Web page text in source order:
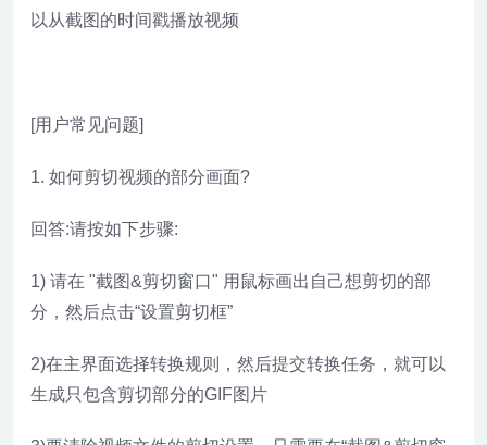
以从截图的时间戳播放视频
[用户常见问题]
1. 如何剪切视频的部分画面?
回答:请按如下步骤:
1) 请在 "截图&剪切窗口" 用鼠标画出自己想剪切的部
分，然后点击“设置剪切框”
2)在主界面选择转换规则，然后提交转换任务，就可以
生成只包含剪切部分的GIF图片